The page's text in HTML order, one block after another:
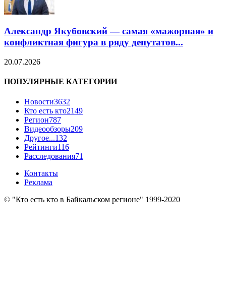
Александр Якубовский — самая «мажорная» и
конфликтная фигура в ряду депутатов...
20.07.2026
ПОПУЛЯРНЫЕ КАТЕГОРИИ
Новости3632
Кто есть кто2149
Регион787
Видеообзоры209
Другое...132
Рейтинги116
Расследования71
Контакты
Реклама
© "Кто есть кто в Байкальском регионе" 1999-2020